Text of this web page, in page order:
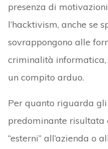
presenza di
l’hacktivism, anche se
sovrappongono alle
criminalità informatica,
un compito arduo.
Per quanto riguarda
predominante
“esterni” all’azienda o